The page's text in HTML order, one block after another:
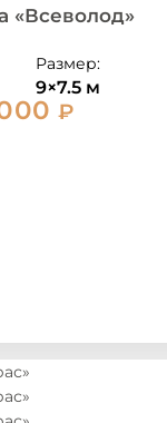
«Всеволод»
Размер:
9×7.5 м
₽